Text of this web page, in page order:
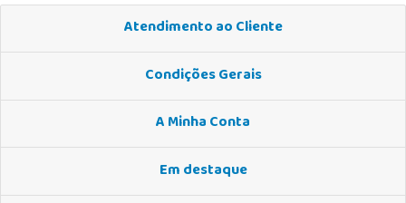
Atendimento ao Cliente
Condições Gerais
A Minha Conta
Em destaque